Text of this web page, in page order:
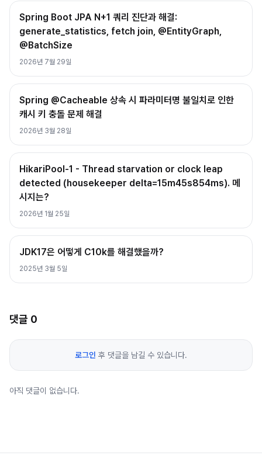
Spring Boot JPA N+1 쿼리 진단과 해결:
generate_statistics, fetch join, @EntityGraph,
@BatchSize
2026년 7월 29일
Spring @Cacheable 상속 시 파라미터명 불일치로 인한
캐시 키 충돌 문제 해결
2026년 3월 28일
HikariPool-1 - Thread starvation or clock leap
detected (housekeeper delta=15m45s854ms). 메
시지는?
2026년 1월 25일
JDK17은 어떻게 C10k를 해결했을까?
2025년 3월 5일
댓글 0
로그인 후 댓글을 남길 수 있습니다.
아직 댓글이 없습니다.